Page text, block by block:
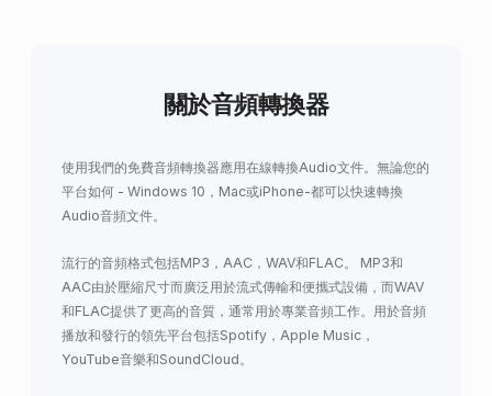
關於音頻轉換器
使用我們的免費音頻轉換器應用在線轉換Audio文件。無論您的
平台如何 - Windows 10，Mac或iPhone-都可以快速轉換
Audio音頻文件。
流行的音頻格式包括MP3，AAC，WAV和FLAC。 MP3和
AAC由於壓縮尺寸而廣泛用於流式傳輸和便攜式設備，而WAV
和FLAC提供了更高的音質，通常用於專業音頻工作。用於音頻
播放和發行的領先平台包括Spotify，Apple Music，
YouTube音樂和SoundCloud。